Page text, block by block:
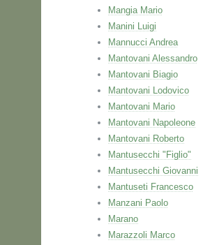
Mangia Mario
Manini Luigi
Mannucci Andrea
Mantovani Alessandro
Mantovani Biagio
Mantovani Lodovico
Mantovani Mario
Mantovani Napoleone
Mantovani Roberto
Mantusecchi "Figlio"
Mantusecchi Giovanni
Mantuseti Francesco
Manzani Paolo
Marano
Marazzoli Marco